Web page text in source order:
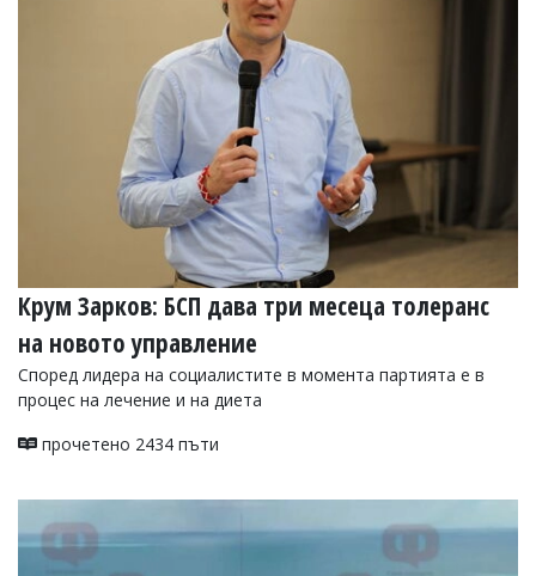
Крум Зарков: БСП дава три месеца толеранс
на новото управление
Според лидера на социалистите в момента партията е в
процес на лечение и на диета
прочетено 2434 пъти